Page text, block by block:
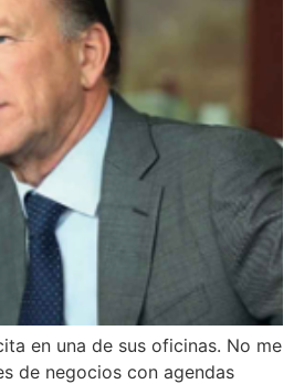
en una de sus oficinas. No me
de negocios con agendas